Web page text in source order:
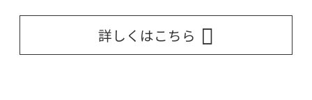
詳しくはこちら